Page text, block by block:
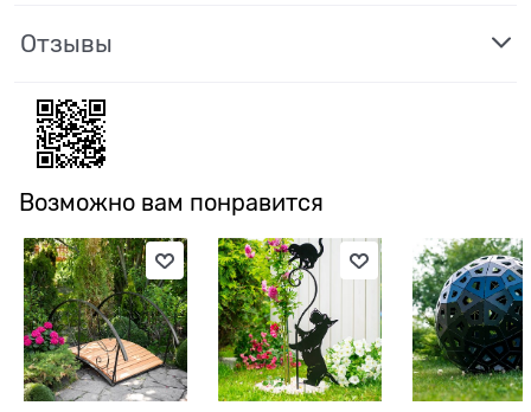
Отзывы
Возможно вам понравится